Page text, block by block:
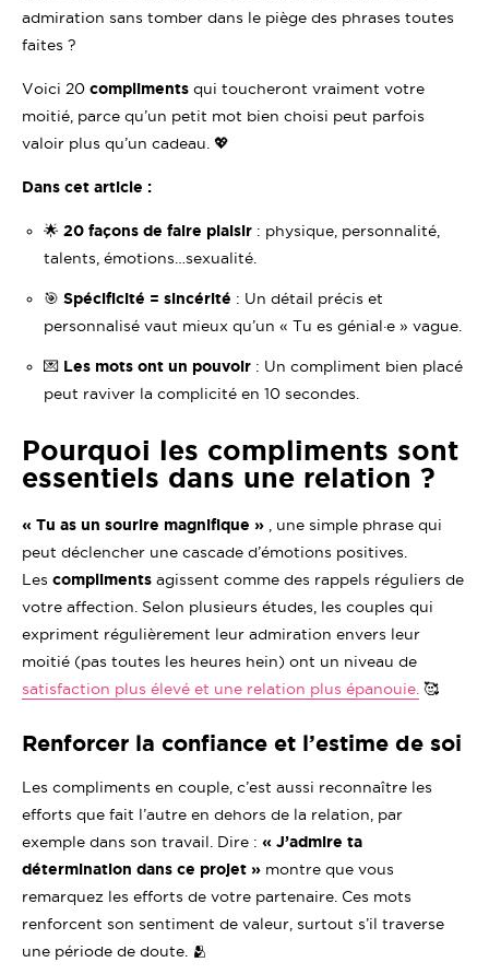
admiration sans tomber dans le piège des phrases toutes
faites ?
Voici 20 compliments qui toucheront vraiment votre
moitié, parce qu’un petit mot bien choisi peut parfois
valoir plus qu’un cadeau. 💖
Dans cet article :
🌟 20 façons de faire plaisir : physique, personnalité,
talents, émotions…sexualité.
🎯 Spécificité = sincérité : Un détail précis et
personnalisé vaut mieux qu’un « Tu es génial·e » vague.
💌 Les mots ont un pouvoir : Un compliment bien placé
peut raviver la complicité en 10 secondes.
Pourquoi les compliments sont
essentiels dans une relation ?
« Tu as un sourire magnifique » , une simple phrase qui
peut déclencher une cascade d’émotions positives.
Les compliments agissent comme des rappels réguliers de
votre affection. Selon plusieurs études, les couples qui
expriment régulièrement leur admiration envers leur
moitié (pas toutes les heures hein) ont un niveau de
satisfaction plus élevé et une relation plus épanouie. 🥰
Renforcer la confiance et l’estime de soi
Les compliments en couple, c’est aussi reconnaître les
efforts que fait l’autre en dehors de la relation, par
exemple dans son travail. Dire : « J’admire ta
détermination dans ce projet » montre que vous
remarquez les efforts de votre partenaire. Ces mots
renforcent son sentiment de valeur, surtout s’il traverse
une période de doute. 🫂